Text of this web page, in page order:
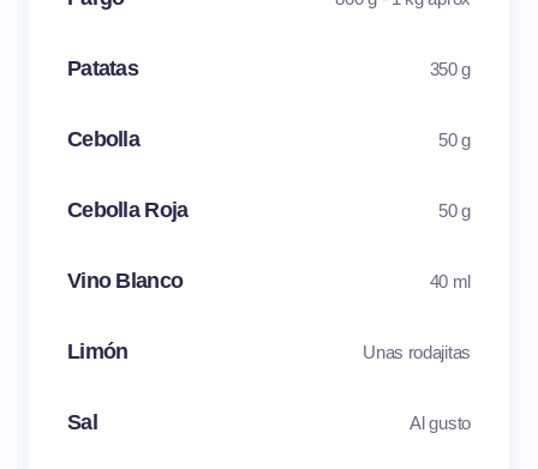
Patatas 350 g
Cebolla 50 g
Cebolla Roja 50 g
Vino Blanco 40 ml
Limón Unas rodajitas
Sal Al gusto